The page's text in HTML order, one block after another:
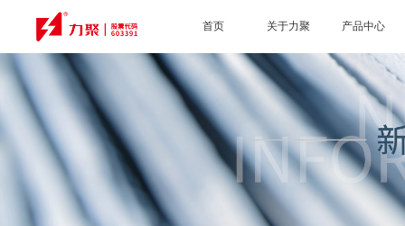
首页 关于力聚 产品中心